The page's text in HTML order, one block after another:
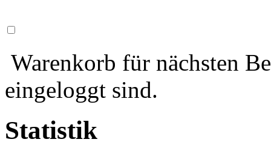
Warenkorb für nächsten
eingeloggt sind.
Statistik